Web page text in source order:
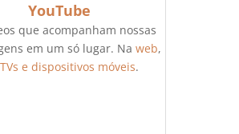
YouTube
que acompanham nossas
em um só lugar. Na web,
TVs e dispositivos móveis.